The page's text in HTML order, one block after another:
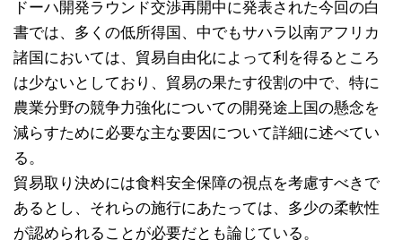
ドーハ開発ラウンド交渉再開中に発表された今回の白
書では、多くの低所得国、中でもサハラ以南アフリカ
諸国においては、貿易自由化によって利を得るところ
は少ないとしており、貿易の果たす役割の中で、特に
農業分野の競争力強化についての開発途上国の懸念を
減らすために必要な主な要因について詳細に述べてい
る。
貿易取り決めには食料安全保障の視点を考慮すべきで
あるとし、それらの施行にあたっては、多少の柔軟性
が認められることが必要だとも論じている。